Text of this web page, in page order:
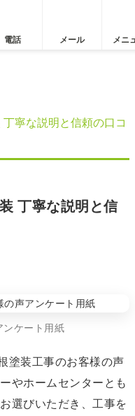
電話 メール メニ
寧な説明と信頼の口コ
丁寧な説明と信
ンケート用紙
塗装工事のお客様の声
やホームセンターとも
選びいただき、工事を